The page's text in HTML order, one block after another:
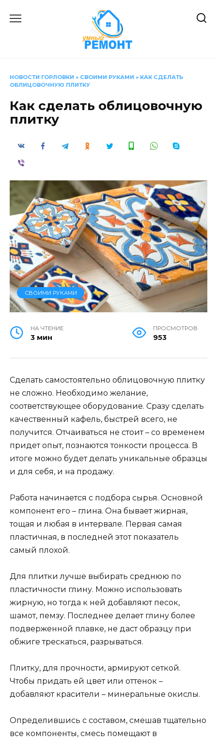
НОВОСТИ ГОРЛОВКИ » СВОИМИ РУКАМИ » КАК СДЕЛАТЬ
ОБЛИЦОВОЧНУЮ ПЛИТКУ
Как сделать облицовочную
плитку
СВОИМИ РУКАМИ
НА ЧТЕНИЕ
3 мин
ПРОСМОТРОВ
953
Сделать самостоятельно облицовочную плитку
не сложно. Необходимо желание,
соответствующее оборудование. Сразу сделать
качественный кафель, быстрей всего, не
получится. Отчаиваться не стоит – со временем
придет опыт, познаются тонкости процесса. В
итоге можно будет делать уникальные образцы
и для себя, и на продажу.
Работа начинается с подбора сырья. Основной
компонент его – глина. Она бывает жирная,
тощая и любая в интервале. Первая самая
пластичная, в последней этот показатель
самый плохой.
Для плитки лучше выбирать среднюю по
пластичности глину. Можно использовать
жирную, но тогда к ней добавляют песок,
шамот, пемзу. Последнее делает глину более
подверженной плавке, не даст образцу при
обжиге трескаться, разрываться.
Плитку, для прочности, армируют сеткой.
Чтобы придать ей цвет или оттенок –
добавляют красители – минеральные окислы.
Определившись с составом, смешав тщательно
все компоненты, смесь помещают в